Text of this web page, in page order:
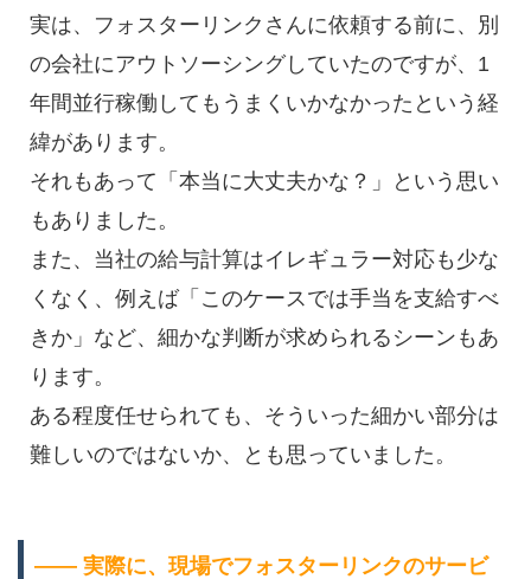
実は、フォスターリンクさんに依頼する前に、別
の会社にアウトソーシングしていたのですが、1
年間並行稼働してもうまくいかなかったという経
緯があります。
それもあって「本当に大丈夫かな？」という思い
もありました。
また、当社の給与計算はイレギュラー対応も少な
くなく、例えば「このケースでは手当を支給すべ
きか」など、細かな判断が求められるシーンもあ
ります。
ある程度任せられても、そういった細かい部分は
難しいのではないか、とも思っていました。
―― 実際に、現場でフォスターリンクのサービ